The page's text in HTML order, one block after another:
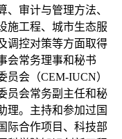
审计与管理方法、
施工程、城市生态服
调控对策等方面取得
会常务理事和秘书
会（CEM-IUCN）
员会常务副主任和秘
理。主持和参加过国
际合作项目、科技部